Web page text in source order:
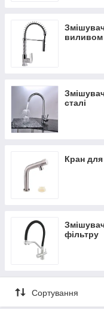
виливом
сталі
Кран
фільтру
Сортування